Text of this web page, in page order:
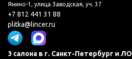
Янино-1, улица Заводская, уч. 37
+7 812 441 31 88
plitka@lincer.ru
3 салона в г. Санкт-Петербург и ЛО